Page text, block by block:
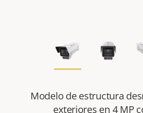
Modelo de estructura
exteriores en 4 MP